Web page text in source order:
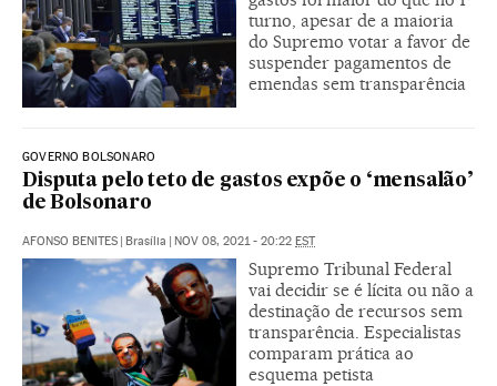
turno, apesar de a maioria
do Supremo votar a favor de
suspender pagamentos de
emendas sem transparência
GOVERNO BOLSONARO
Disputa pelo teto de gastos expõe o ‘mensalão’
de Bolsonaro
AFONSO BENITES | Brasília | NOV 08, 2021 - 20:22 EST
Supremo Tribunal Federal
vai decidir se é lícita ou não a
destinação de recursos sem
transparência. Especialistas
comparam prática ao
esquema petista